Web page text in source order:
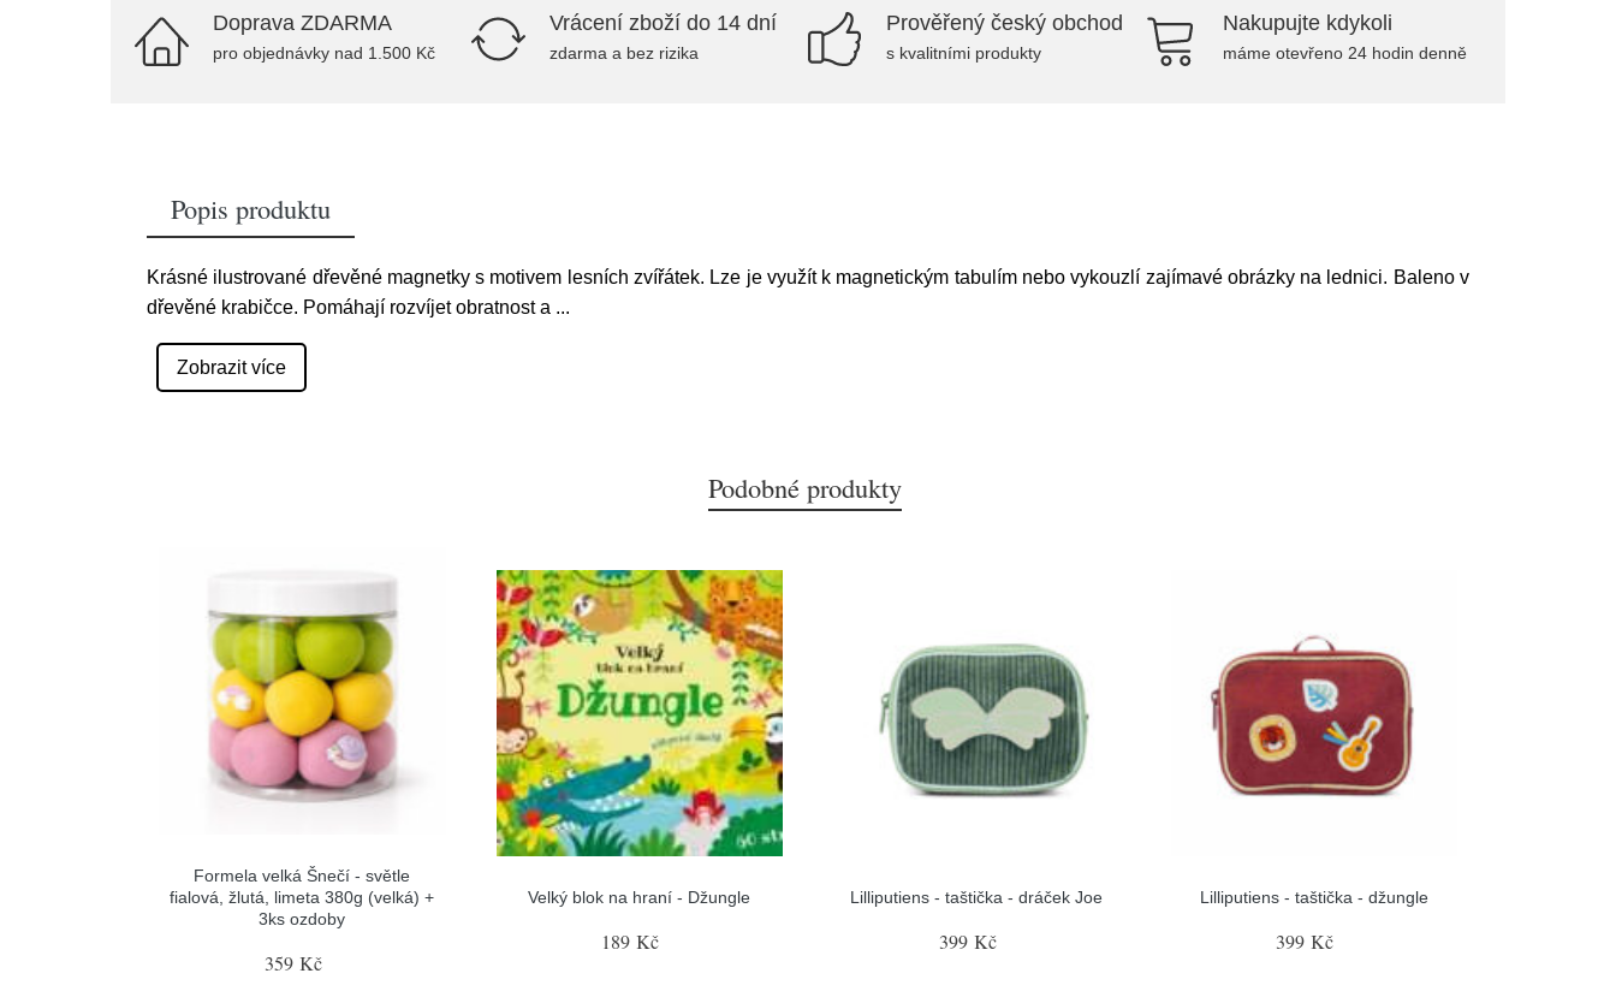
Doprava ZDARMA
pro objednávky nad 1.500 Kč
Vrácení zboží do 14 dní
zdarma a bez rizika
Prověřený český obchod
s kvalitními produkty
Nakupujte kdykoli
máme otevřeno 24 hodin denně
Popis produktu
Krásné ilustrované dřevěné magnetky s motivem lesních zvířátek. Lze je využít k magnetickým tabulím nebo vykouzlí zajímavé obrázky na lednici. Baleno v
dřevěné krabičce. Pomáhají rozvíjet obratnost a ...
Zobrazit více
Podobné produkty
Formela velká Šnečí - světle
fialová, žlutá, limeta 380g (velká) +
3ks ozdoby
359 Kč
Velký blok na hraní - Džungle
189 Kč
Lilliputiens - taštička - dráček Joe
399 Kč
Lilliputiens - taštička - džungle
399 Kč